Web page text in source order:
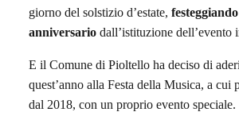
giorno del solstizio d’estate,
anniversario dall’istituzione dell’evento
E il Comune di Pioltello ha deciso di
quest’anno alla Festa della Musica, a cui
dal 2018, con un proprio evento speciale.